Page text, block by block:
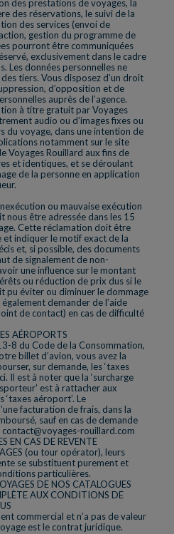
des prestations de voyages, la
des réservations, le suivi de la
des services (envoi de
gestion du programme de
pourront être communiquées
exclusivement dans le cadre
Les données personnelles ne
tiers. Vous disposez d’un droit
d’opposition et de
auprès de l’agence.
à titre gratuit par Voyages
audio ou d’images fixes ou
du voyage, dans une intention de
notamment sur le site
Voyages Rouillard aux fins de
et identiques, et se déroulant
de la personne en application
ou mauvaise exécution
nous être adressée dans les 15
Cette réclamation doit être
indiquer le motif exact de la
et, si possible, des documents
de signalement de non-
une influence sur le montant
ou réduction de prix dus si le
pu éviter ou diminuer le dommage
demander de l’aide
de contact) en cas de difficulté
AÉROPORTS
8 du Code de la Consommation,
billet d’avion, vous avez la
sur demande, les ‘taxes
Il est à noter que la ‘surcharge
est à rattacher aux
aéroport’. Le
facturation de frais, dans la
sauf en cas de demande
contact@voyages-rouillard.com
EN CAS DE REVENTE
(ou tour opérator), leurs
se substituent purement et
particulières.
DE NOS CATALOGUES
AUX CONDITIONS DE
commercial et n’a pas de valeur
est le contrat juridique.